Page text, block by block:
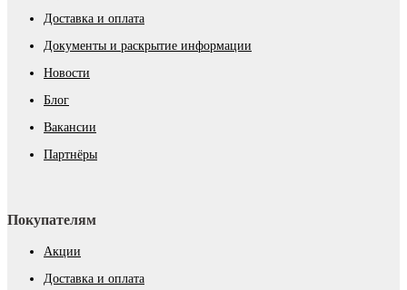
Доставка и оплата
Документы и раскрытие информации
Новости
Блог
Вакансии
Партнёры
Покупателям
Акции
Доставка и оплата